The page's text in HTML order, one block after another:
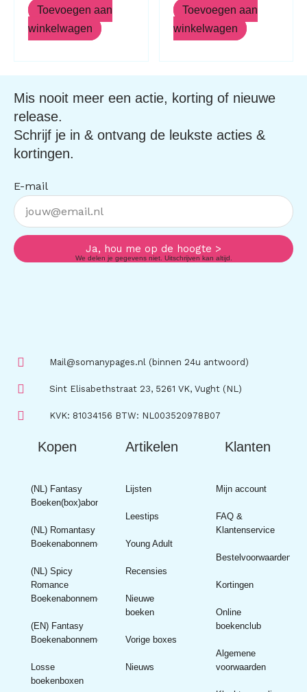
Toevoegen aan
winkelwagen
Toevoegen aan
winkelwagen
Mis nooit meer een actie, korting of nieuwe
release.
Schrijf je in & ontvang de leukste acties &
kortingen.
E-mail
Ja, hou me op de hoogte >
We delen je gegevens niet. Uitschrijven kan altijd.
Mail@somanypages.nl (binnen 24u antwoord)
Sint Elisabethstraat 23, 5261 VK, Vught (NL)
KVK: 81034156 BTW: NL003520978B07
Kopen
(NL) Fantasy
Boeken(box)abonnement
(NL) Romantasy
Boekenabonnement
(NL) Spicy
Romance
Boekenabonnement
(EN) Fantasy
Boekenabonnement
Losse
boekenboxen
Artikelen
Lijsten
Leestips
Young Adult
Recensies
Nieuwe
boeken
Vorige boxes
Nieuws
Klanten
Mijn account
FAQ &
Klantenservice
Bestelvoorwaarden
Kortingen
Online
boekenclub
Algemene
voorwaarden